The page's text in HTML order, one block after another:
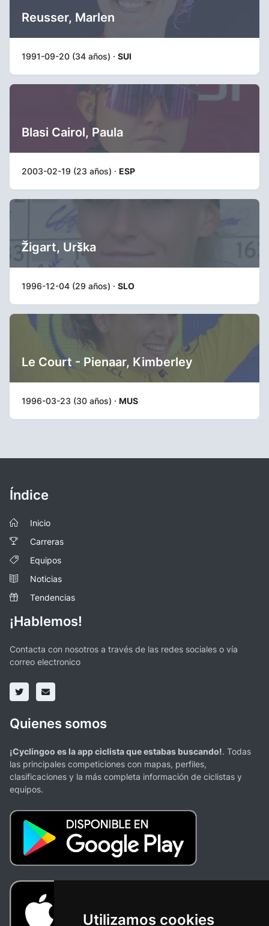
Utilizamos cookies
Reusser, Marlen
1991-09-20 (34 años) · SUI
Blasi Cairol, Paula
2003-02-19 (23 años) · ESP
Žigart, Urška
1996-12-04 (29 años) · SLO
Le Court - Pienaar, Kimberley
1996-03-23 (30 años) · MUS
Índice
Inicio
Carreras
Equipos
Noticias
Tendencias
¡Hablemos!
Contacta con nosotros a través de las redes sociales o vía
correo electronico
Quienes somos
¡Cyclingoo es la app ciclista que estabas buscando!. Todas
las principales competiciones con mapas, perfiles,
clasificaciones y la más completa información de ciclistas y
equipos.